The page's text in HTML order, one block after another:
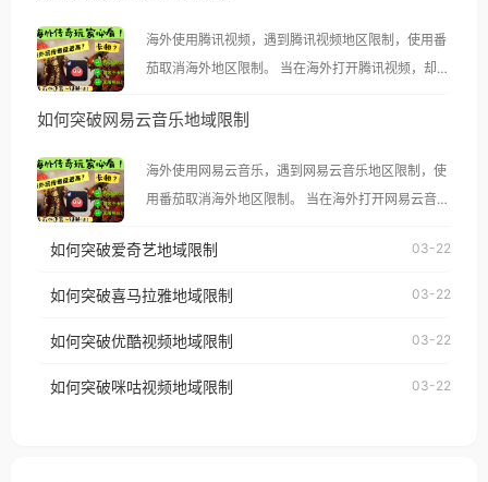
海外使用腾讯视频，遇到腾讯视频地区限制，使用番
茄取消海外地区限制。 当在海外打开腾讯视频，却突
示语。 海外用户如香港、澳门、台湾、美国、加拿
像其他音乐平台一样，出现地区及版权限制问题，且
仅能在中国大陆地区播放。 遇到这个问题的朋友们，
台湾、美国、加拿大、澳大利亚、欧洲等国家和地区
权限制所困扰。
如何突破网易云音乐地域限制
海外使用网易云音乐，遇到网易云音乐地区限制，使
用番茄取消海外地区限制。 当在海外打开网易云音
播放”的提示语。 海外用户如香港、澳门、台湾、美
制问题，且仅能在中国大陆地区播放。 遇到这个问题
户收听网易云音乐地区版权限制」的问题，无论人在
如何突破爱奇艺地域限制 03-22
如何突破喜马拉雅地域限制 03-22
如何突破优酷视频地域限制 03-22
如何突破咪咕视频地域限制 03-22